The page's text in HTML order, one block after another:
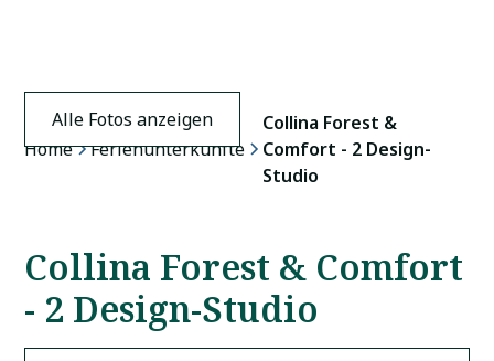
Home Ferienunterkünfte
Collina Forest &
Comfort - 2 Design-
Studio
Alle Fotos anzeigen
Collina Forest & Comfort
- 2 Design-Studio